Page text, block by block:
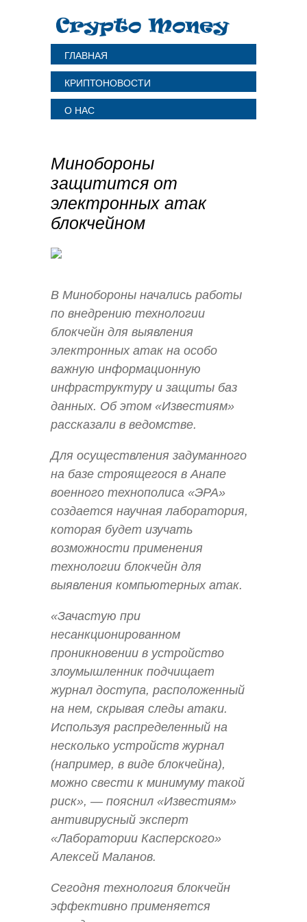
ГЛАВНАЯ
КРИПТОНОВОСТИ
О НАС
Минобороны
защитится от
электронных атак
блокчейном
В Минобороны начались работы
по внедрению технологии
блокчейн для выявления
электронных атак на особо
важную информационную
инфраструктуру и защиты баз
данных. Об этом «Известиям»
рассказали в ведомстве.
Для осуществления задуманного
на базе строящегося в Анапе
военного технополиса «ЭРА»
создается научная лаборатория,
которая будет изучать
возможности применения
технологии блокчейн для
выявления компьютерных атак.
«Зачастую при
несанкционированном
проникновении в устройство
злоумышленник подчищает
журнал доступа, расположенный
на нем, скрывая следы атаки.
Используя распределенный на
несколько устройств журнал
(например, в виде блокчейна),
можно свести к минимуму такой
риск», — пояснил «Известиям»
антивирусный эксперт
«Лаборатории Касперского»
Алексей Маланов.
Сегодня технология блокчейн
эффективно применяется